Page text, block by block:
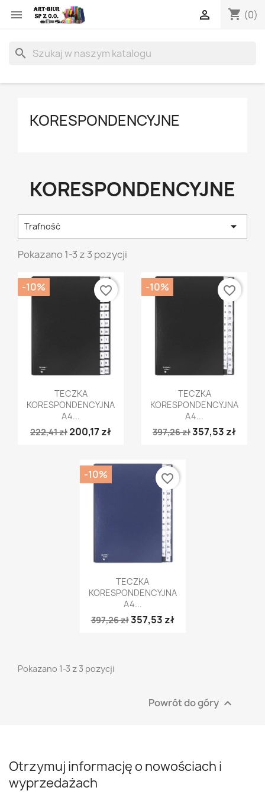
 shopping_cart (0)

search
KORESPONDENCYJNE
KORESPONDENCYJNE
Trafność 
Pokazano 1-3 z 3 pozycji
Szybki podgląd
TECZKA
KORESPONDENCYJNA
A4...
222,41 zł200,17 zł
-10% favorite_border
Szybki podgląd
TECZKA
KORESPONDENCYJNA
A4...
397,26 zł357,53 zł
-10% favorite_border
Szybki podgląd
TECZKA
KORESPONDENCYJNA
A4...
397,26 zł357,53 zł
-10% favorite_border
Pokazano 1-3 z 3 pozycji
Powrót do góry 
Otrzymuj informację o nowościach i
wyprzedażach